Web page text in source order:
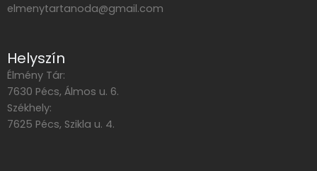
elmenytartanoda@gmail.com
Helyszín
Élmény Tár:
7630 Pécs, Álmos u. 6.
Székhely:
7625 Pécs, Szikla u. 4.